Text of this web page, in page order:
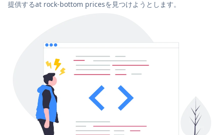
提供するat rock-bottom pricesを見つけようとします。